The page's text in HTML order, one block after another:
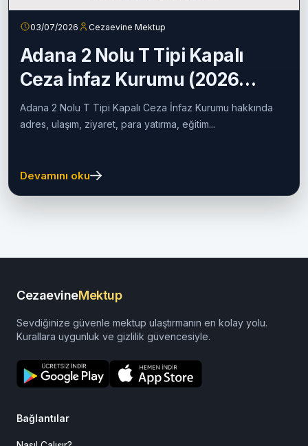
03/07/2026 Cezaevine Mektup
Adana 2 Nolu T Tipi Kapalı
Ceza İnfaz Kurumu (2026
Güncel Rehber)
Adana 2 Nolu T Tipi Kapalı Ceza İnfaz Kurumu hakkında
adres, ulaşım, ziyaret, para yatırma, eğitim...
Devamını oku
CezaevineMektup
Sevdiğinize güvenle mektup ulaştırmanın en kolay yolu.
Kurallara uygunluk ve gizlilik güvencesiyle.
Bağlantılar